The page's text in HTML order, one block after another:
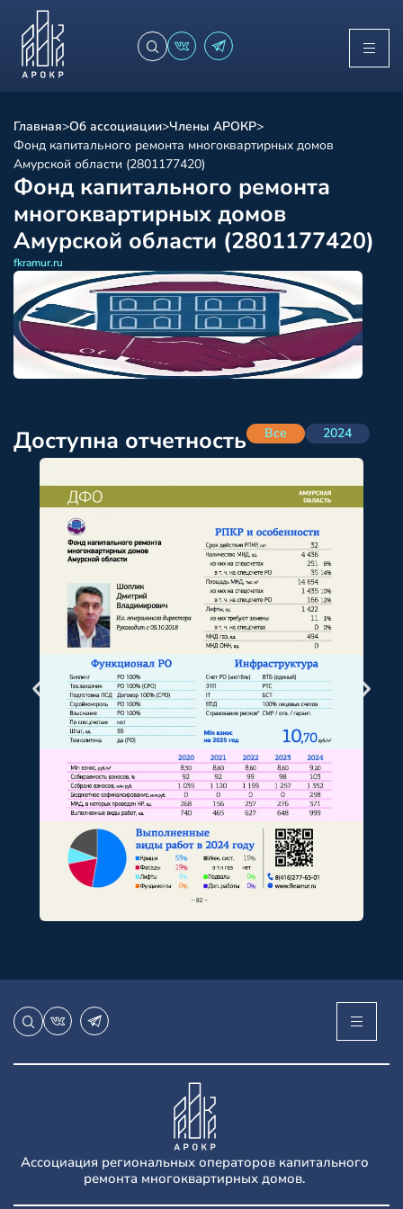
Главная>Об ассоциации>Члены АРОКР>
Фонд капитального ремонта многоквартирных домов
Амурской области (2801177420)
Фонд капитального ремонта
многоквартирных домов
Амурской области (2801177420)
fkramur.ru
Доступна отчетность Все 2024
Ассоциация региональных операторов капитального
ремонта многоквартирных домов.